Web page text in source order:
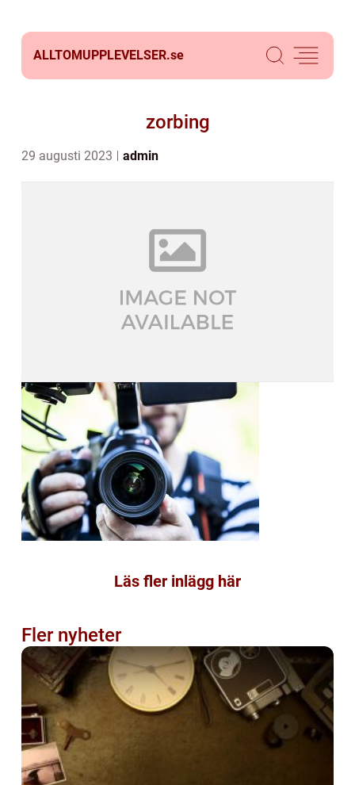
ALLTOMUPPLEVELSER.se
zorbing
29 augusti 2023 admin
Läs fler inlägg här
Fler nyheter